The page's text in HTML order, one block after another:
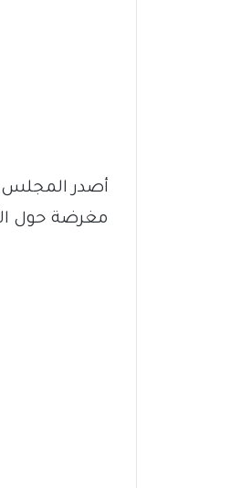
أصدر المجلس
مغرضة حول الأداء